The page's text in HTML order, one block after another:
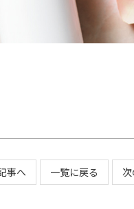
事へ 一覧に戻る